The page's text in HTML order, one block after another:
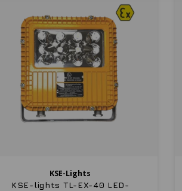
KSE-Lights
KSE-lights TL-EX-40 LED-